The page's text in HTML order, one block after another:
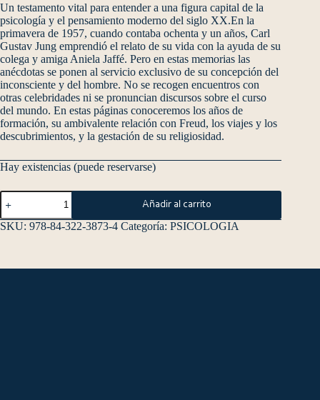
Un testamento vital para entender a una figura capital de la
psicología y el pensamiento moderno del siglo XX.En la
primavera de 1957, cuando contaba ochenta y un años, Carl
Gustav Jung emprendió el relato de su vida con la ayuda de su
colega y amiga Aniela Jaffé. Pero en estas memorias las
anécdotas se ponen al servicio exclusivo de su concepción del
inconsciente y del hombre. No se recogen encuentros con
otras celebridades ni se pronuncian discursos sobre el curso
del mundo. En estas páginas conoceremos los años de
formación, su ambivalente relación con Freud, los viajes y los
descubrimientos, y la gestación de su religiosidad.
Hay existencias (puede reservarse)
Añadir al carrito
SKU: 978-84-322-3873-4 Categoría: PSICOLOGIA